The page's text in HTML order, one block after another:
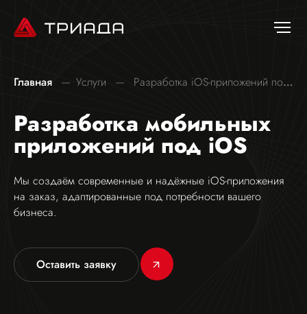
Главная Услуги
Разработка мобильных
приложений под iOS
Мы создаём современные и надёжные iOS-приложения
на заказ, адаптированные под потребности вашего
бизнеса.
Оставить заявку